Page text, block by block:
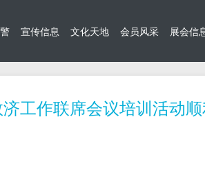
宣传信息 文化天地 会员风采 展会信
工作联席会议培训活动